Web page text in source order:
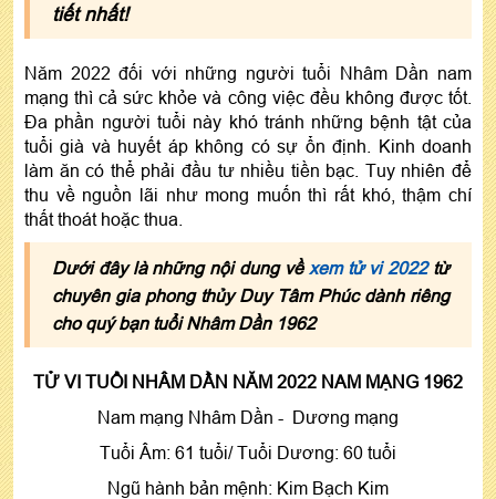
tiết nhất!
Năm 2022 đối với những người tuổi Nhâm Dần nam
mạng thì cả sức khỏe và công việc đều không được tốt.
Đa phần người tuổi này khó tránh những bệnh tật của
tuổi già và huyết áp không có sự ổn định. Kinh doanh
làm ăn có thể phải đầu tư nhiều tiền bạc. Tuy nhiên để
thu về nguồn lãi như mong muốn thì rất khó, thậm chí
thất thoát hoặc thua.
Dưới đây là những nội dung vềxem tử vi 2022từ
chuyên gia phong thủy Duy Tâm Phúc dành riêng
cho quý bạn tuổi Nhâm Dần 1962
TỬ VI TUỔI NHÂM DẦN NĂM 2022 NAM MẠNG 1962
Nam mạng Nhâm Dần - Dương mạng
Tuổi Âm: 61 tuổi/ Tuổi Dương: 60 tuổi
Ngũ hành bản mệnh: Kim Bạch Kim